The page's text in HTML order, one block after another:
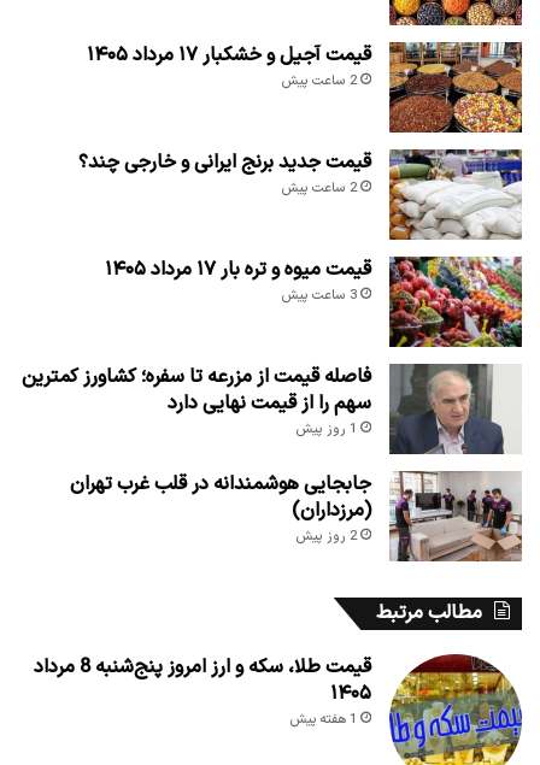
قیمت آجیل و خشکبار ۱۷ مرداد ۱۴۰۵
2 ساعت پیش
قیمت جدید برنج ایرانی و خارجی چند؟
2 ساعت پیش
قیمت میوه و تره بار ۱۷ مرداد ۱۴۰۵
3 ساعت پیش
فاصله قیمت از مزرعه تا سفره؛ کشاورز کمترین
سهم را از قیمت نهایی دارد
1 روز پیش
جابجایی هوشمندانه در قلب غرب تهران
(مرزداران)
2 روز پیش
مطالب مرتبط
قیمت طلا، سکه و ارز امروز پنج‌شنبه 8 مرداد
۱۴۰۵
1 هفته پیش